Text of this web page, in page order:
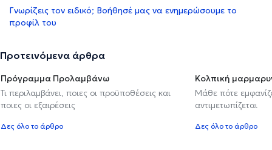
Γνωρίζεις τον ειδικό; Βοήθησέ μας να ενημερώσουμε το
προφίλ του
Προτεινόμενα άρθρα
Πρόγραμμα Προλαμβάνω
Τι περιλαμβάνει, ποιες οι προϋποθέσεις και
ποιες οι εξαιρέσεις
Δες όλο το άρθρο
Κολπική
Μάθε πότε
αντιμετωπίζεται
Δες όλο το άρθρο